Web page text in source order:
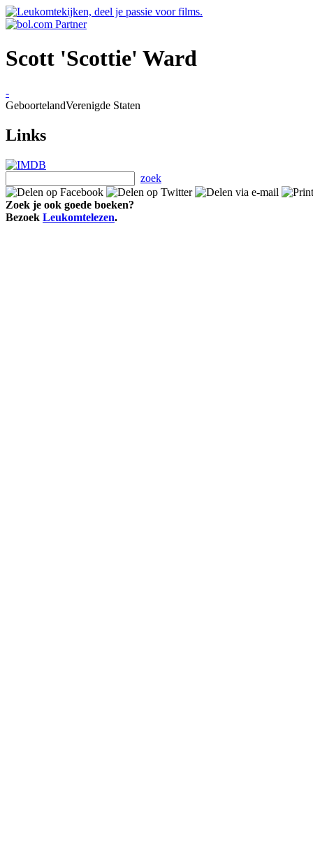
Scott 'Scottie' Ward
-
GeboortelandVerenigde Staten
Links
zoek
Zoek je ook goede boeken?
Bezoek Leukomtelezen.